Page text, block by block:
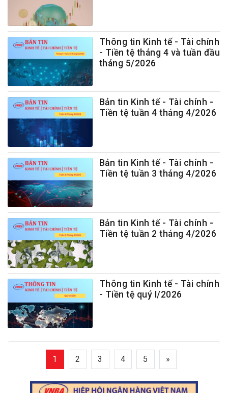
Thông tin Kinh tế - Tài chính
- Tiền tệ tháng 4 và tuần đầu
tháng 5/2026
Bản tin Kinh tế - Tài chính -
Tiền tệ tuần 4 tháng 4/2026
Bản tin Kinh tế - Tài chính -
Tiền tệ tuần 3 tháng 4/2026
Bản tin Kinh tế - Tài chính -
Tiền tệ tuần 2 tháng 4/2026
Thông tin Kinh tế - Tài chính
- Tiền tệ quý I/2026
1 2 3 4 5 »